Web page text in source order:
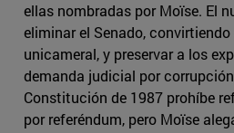
ellas nombradas por Moïse. El
eliminar el Senado,
unicameral, y preservar a los
demanda judicial por
Constitución de 1987 prohíbe
por referéndum, pero Moïse